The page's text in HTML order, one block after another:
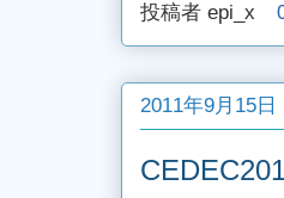
投稿者 epi_x
2011年9月15日